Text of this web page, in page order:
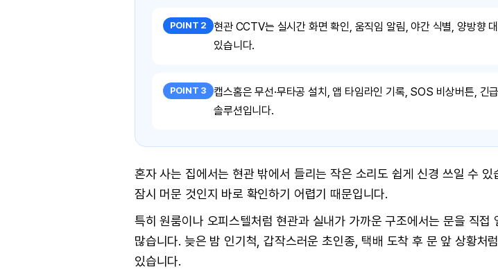
POINT 2
현관 CCTV는 실시간 화면 확인, 움직임 알림, 야간 식별, 양방향
있습니다.
POINT 3
캡스홈은 무선·무타공 설치, 앱 타임라인 기록, SOS 비상버튼, 긴
솔루션입니다.
혼자 사는 집에서는 현관 밖에서 들리는 작은 소리도 쉽게 신경 쓰일 수
잠시 머문 것인지 바로 확인하기 어렵기 때문입니다.
특히 원룸이나 오피스텔처럼 현관과 실내가 가까운 구조에서는 문을 직
많습니다. 늦은 밤 인기척, 갑작스러운 초인종, 택배 도착 후 문 앞 상황처
있습니다.